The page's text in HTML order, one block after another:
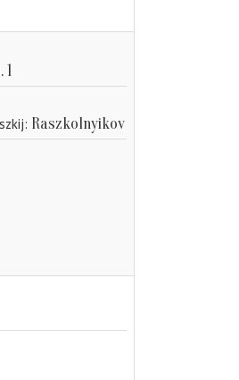
1
Raszkolnyikov